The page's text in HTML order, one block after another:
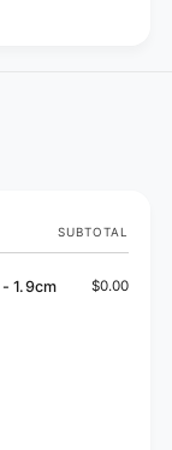
SUBTOTAL
1.9cm
$0.00